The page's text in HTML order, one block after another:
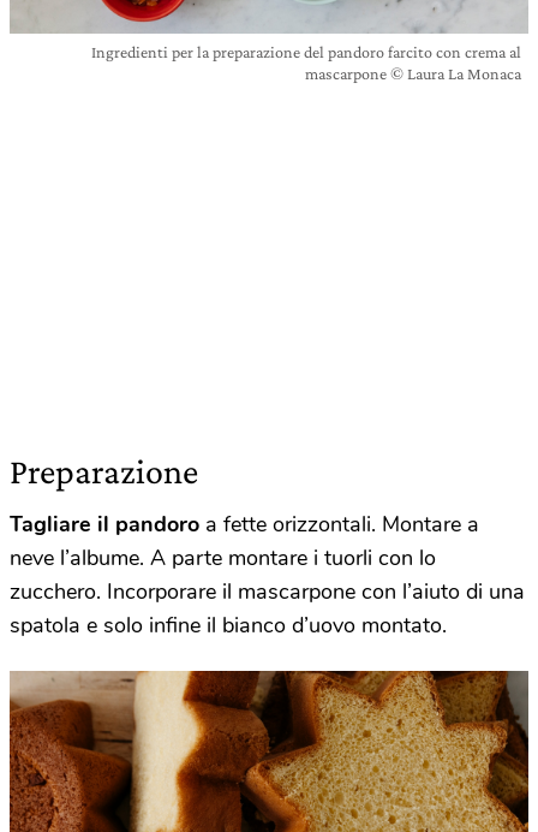
Ingredienti per la preparazione del pandoro farcito con crema al
mascarpone © Laura La Monaca
Preparazione
Tagliare il pandoro a fette orizzontali. Montare a
neve l’albume. A parte montare i tuorli con lo
zucchero. Incorporare il mascarpone con l’aiuto di una
spatola e solo infine il bianco d’uovo montato.